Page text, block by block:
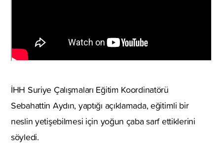
İHH Suriye Çalışmaları Eğitim Koordinatörü
Sebahattin Aydın, yaptığı açıklamada, eğitimli bir
neslin yetişebilmesi için yoğun çaba sarf ettiklerini
söyledi.